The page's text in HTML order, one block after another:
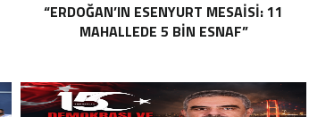
“ERDOĞAN’IN ESENYURT MESAİSİ: 11
MAHALLEDE 5 BİN ESNAF”